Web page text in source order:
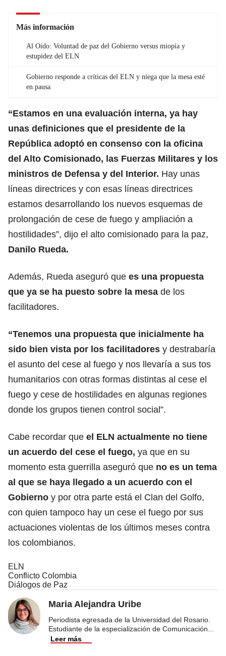
Más información
Al Oído: Voluntad de paz del Gobierno versus miopía y
estupidez del ELN
Gobierno responde a críticas del ELN y niega que la mesa esté
en pausa
“Estamos en una evaluación interna, ya hay
unas definiciones que el presidente de la
República adoptó en consenso con la oficina
del Alto Comisionado, las Fuerzas Militares y los
ministros de Defensa y del Interior. Hay unas
líneas directrices y con esas líneas directrices
estamos desarrollando los nuevos esquemas de
prolongación de cese de fuego y ampliación a
hostilidades”, dijo el alto comisionado para la paz,
Danilo Rueda.
Además, Rueda aseguró que es una propuesta
que ya se ha puesto sobre la mesa de los
facilitadores.
“Tenemos una propuesta que inicialmente ha
sido bien vista por los facilitadores y destrabaría
el asunto del cese al fuego y nos llevaría a sus tos
humanitarios con otras formas distintas al cese el
fuego y cese de hostilidades en algunas regiones
donde los grupos tienen control social”.
Cabe recordar que el ELN actualmente no tiene
un acuerdo del cese el fuego, ya que en su
momento esta guerrilla aseguró que no es un tema
al que se haya llegado a un acuerdo con el
Gobierno y por otra parte está el Clan del Golfo,
con quien tampoco hay un cese el fuego por sus
actuaciones violentas de los últimos meses contra
los colombianos.
ELN
Conflicto Colombia
Diálogos de Paz
Maria Alejandra Uribe
Periodista egresada de la Universidad del Rosario.
Estudiante de la especialización de Comunicación
Leer más